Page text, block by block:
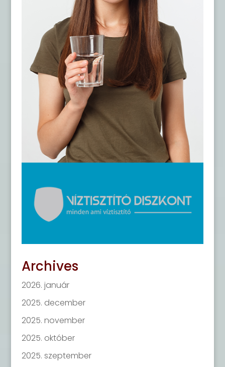
Archives
2026. január
2025. december
2025. november
2025. október
2025. szeptember